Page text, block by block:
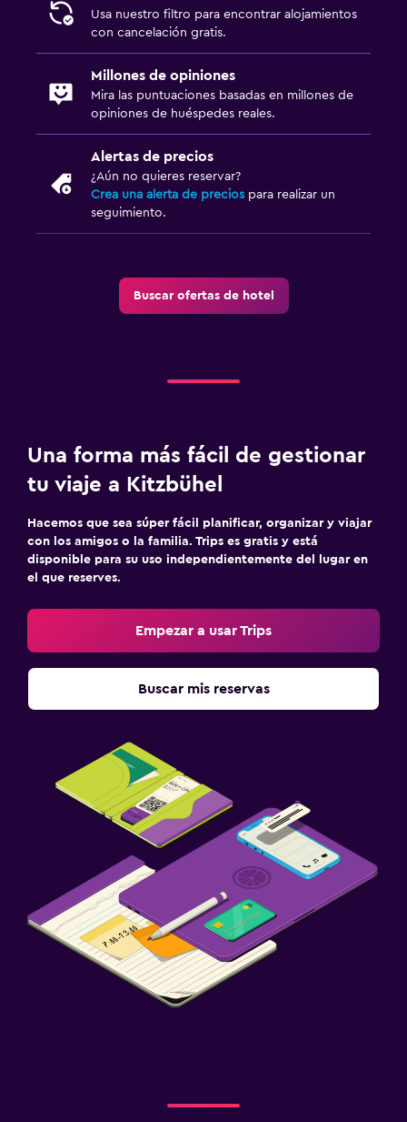
Usa nuestro filtro para encontrar alojamientos
con cancelación gratis.
Millones de opiniones
Mira las puntuaciones basadas en millones de
opiniones de huéspedes reales.
Alertas de precios
¿Aún no quieres reservar?
Crea una alerta de precios para realizar un
seguimiento.
Buscar ofertas de hotel
Una forma más fácil de gestionar
tu viaje a Kitzbühel
Hacemos que sea súper fácil planificar, organizar y viajar
con los amigos o la familia. Trips es gratis y está
disponible para su uso independientemente del lugar en
el que reserves.
Empezar a usar Trips
Buscar mis reservas